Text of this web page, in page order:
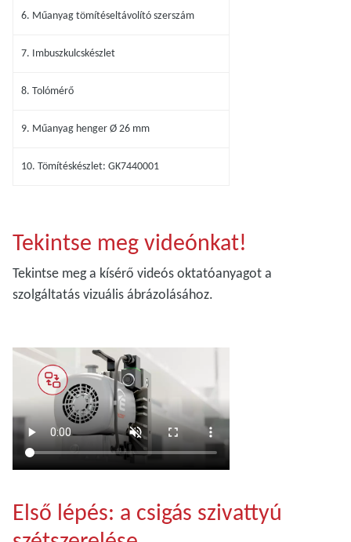
6. Műanyag tömítéseltávolító szerszám
7. Imbuszkulcskészlet
8. Tolómérő
9. Műanyag henger Ø 26 mm
10. Tömítéskészlet: GK7440001
Tekintse meg videónkat!
Tekintse meg a kísérő videós oktatóanyagot a
szolgáltatás vizuális ábrázolásához.
Első lépés: a csigás szivattyú